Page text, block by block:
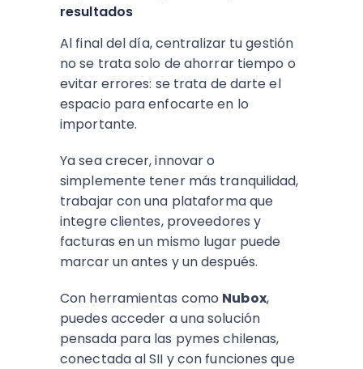
resultados
Al final del día, centralizar tu gestión
no se trata solo de ahorrar tiempo o
evitar errores: se trata de darte el
espacio para enfocarte en lo
importante.
Ya sea crecer, innovar o
simplemente tener más tranquilidad,
trabajar con una plataforma que
integre clientes, proveedores y
facturas en un mismo lugar puede
marcar un antes y un después.
Con herramientas como Nubox,
puedes acceder a una solución
pensada para las pymes chilenas,
conectada al SII y con funciones que